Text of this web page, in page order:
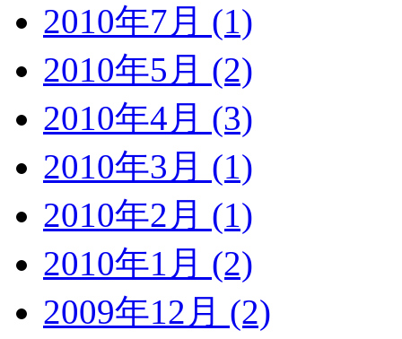
2010年7月 (1)
2010年5月 (2)
2010年4月 (3)
2010年3月 (1)
2010年2月 (1)
2010年1月 (2)
2009年12月 (2)